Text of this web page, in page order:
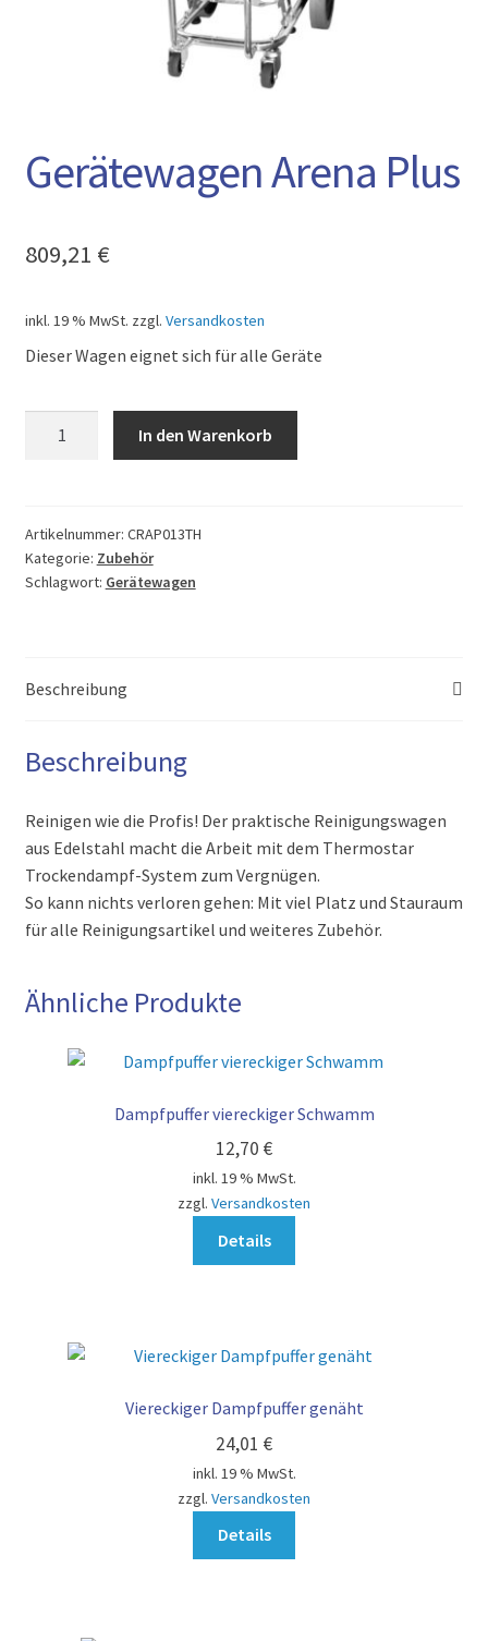
Gerätewagen Arena Plus
809,21 €
inkl. 19 % MwSt. zzgl. Versandkosten
Dieser Wagen eignet sich für alle Geräte
In den Warenkorb
Artikelnummer: CRAP013TH
Kategorie: Zubehör
Schlagwort: Gerätewagen
Beschreibung
Beschreibung
Reinigen wie die Profis! Der praktische Reinigungswagen
aus Edelstahl macht die Arbeit mit dem Thermostar
Trockendampf-System zum Vergnügen.
So kann nichts verloren gehen: Mit viel Platz und Stauraum
für alle Reinigungsartikel und weiteres Zubehör.
Ähnliche Produkte
Dampfpuffer viereckiger Schwamm
12,70 €
inkl. 19 % MwSt.
zzgl. Versandkosten
Details
Viereckiger Dampfpuffer genäht
24,01 €
inkl. 19 % MwSt.
zzgl. Versandkosten
Details